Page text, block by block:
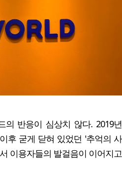
의 반응이 심상치 않다. 2019년
후 굳게 닫혀 있었던 '추억의 사
이용자들의 발걸음이 이어지고